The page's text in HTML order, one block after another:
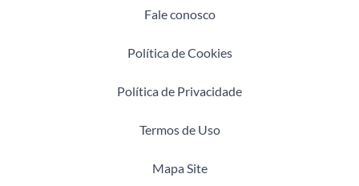
Fale conosco
Política de Cookies
Política de Privacidade
Termos de Uso
Mapa Site